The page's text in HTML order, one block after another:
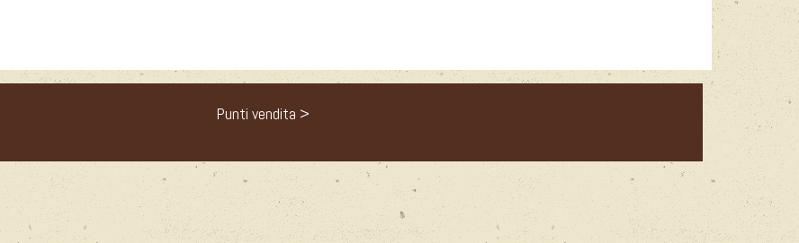
Punti vendita >